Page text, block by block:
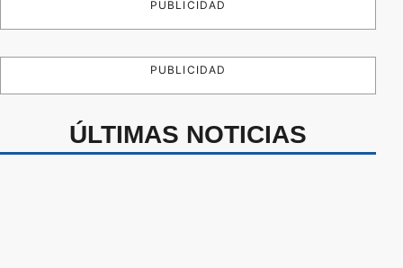
PUBLICIDAD
PUBLICIDAD
ÚLTIMAS NOTICIAS